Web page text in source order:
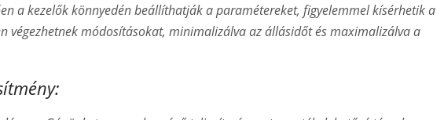
a kezelők könnyedén beállíthatják a paramétereket, figyelemmel kísérhetik a
végezhetnek módosításokat, minimalizálva az állásidőt és maximalizálva a